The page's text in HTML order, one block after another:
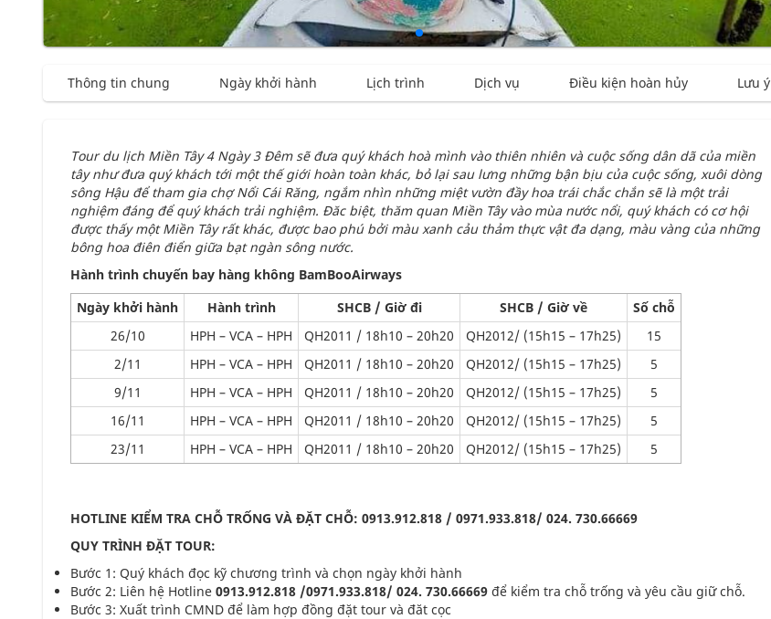
Thông tin chung Ngày khởi hành Lịch trình Dịch vụ Điều kiện hoàn hủy Lưu ý
Tour du lịch Miền Tây 4 Ngày 3 Đêm sẽ đưa quý khách hoà mình vào thiên nhiên và cuộc sống dân dã của miền
tây như đưa quý khách tới một thế giới hoàn toàn khác, bỏ lại sau lưng những bận bịu của cuộc sống, xuôi dòng
sông Hậu để tham gia chợ Nổi Cái Răng, ngắm nhìn những miệt vườn đầy hoa trái chắc chắn sẽ là một trải
nghiệm đáng để quý khách trải nghiệm. Đăc biệt, thăm quan Miền Tây vào mùa nước nổi, quý khách có cơ hội
được thấy một Miền Tây rất khác, được bao phú bởi màu xanh cảu thảm thực vật đa dạng, màu vàng của những
bông hoa điên điển giữa bạt ngàn sông nước.
Hành trình chuyến bay hàng không BamBooAirways
Ngày khởi hành
Hành trình SHCB / Giờ đi SHCB / Giờ về
Số chỗ
26/10
HPH – VCA – HPH QH2011 / 18h10 – 20h20 QH2012/ (15h15 – 17h25)
15
2/11
HPH – VCA – HPH QH2011 / 18h10 – 20h20 QH2012/ (15h15 – 17h25)
5
9/11
HPH – VCA – HPH QH2011 / 18h10 – 20h20 QH2012/ (15h15 – 17h25)
5
16/11
HPH – VCA – HPH QH2011 / 18h10 – 20h20 QH2012/ (15h15 – 17h25)
5
23/11
HPH – VCA – HPH QH2011 / 18h10 – 20h20 QH2012/ (15h15 – 17h25) 5
HOTLINE KIỂM TRA CHỖ TRỐNG VÀ ĐẶT CHỖ: 0913.912.818 / 0971.933.818/ 024. 730.66669
QUY TRÌNH ĐẶT TOUR:
Bước 1: Quý khách đọc kỹ chương trình và chọn ngày khởi hành
Bước 2: Liên hệ Hotline 0913.912.818 /0971.933.818/ 024. 730.66669 để kiểm tra chỗ trống và yêu cầu giữ chỗ.
Bước 3: Xuất trình CMND để làm hợp đồng đặt tour và đăt cọc